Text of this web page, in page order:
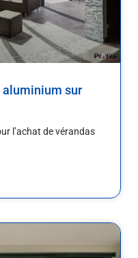
aluminium sur
l’achat de vérandas